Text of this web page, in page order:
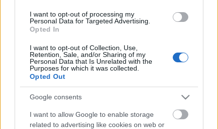
I want to opt-out of processing my
Personal Data for Targeted Advertising.
Opted In
I want to opt-out of Collection, Use,
Retention, Sale, and/or Sharing of my
Personal Data that Is Unrelated with the
Purposes for which it was collected.
Opted Out
Google consents
I want to allow Google to enable storage
related to advertising like cookies on web or
A Feldmár Intézet 2011-ben kezdett el dolgozni a
fogvatartottakkal a Balassagyarmati Fegyház és
fogvatartottak számára, melynek keretén belül
gyermekeiknek mesejátékokat állítanak össze saját
életük tapasztalatai és élményei alapján. Minden
évben többször, de főleg Karácsony előtt előadásra
kerülnek ezek a mesék rendkívüli családi
beszélőkön, ahol a gyerekek ajándékul megkapják a
mesejátékokat DVD-n.